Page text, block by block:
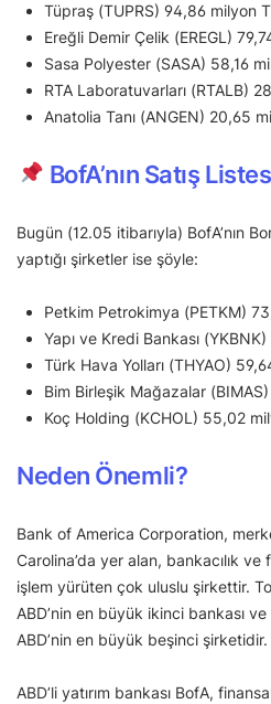
Tüpraş (TUPRS) 94,86 milyon
Ereğli Demir Çelik (EREGL)
Sasa Polyester (SASA) 58,16
RTA Laboratuvarları (RTALB)
Anatolia Tanı (ANGEN) 20,65
BofA’nın Satış
Bugün (12.05 itibarıyla) BofA’nın
yaptığı şirketler ise şöyle:
Petkim Petrokimya (PETKM)
Yapı ve Kredi Bankası
Türk Hava Yolları (THYAO)
Bim Birleşik Mağazalar
Koç Holding (KCHOL) 55,02
Neden Önemli?
Bank of America Corporation,
Carolina’da yer alan, bankacılık
işlem yürüten çok uluslu şirkettir.
ABD’nin en büyük ikinci bankası
ABD’nin en büyük beşinci şirketidir.
ABD’li yatırım bankası BofA,